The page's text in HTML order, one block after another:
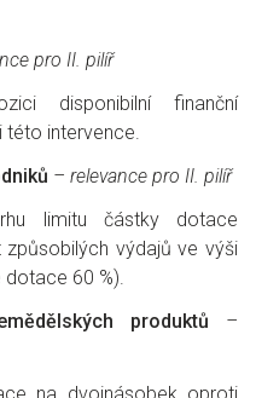
pro II. pilíř
disponibilní finanční
intervence.
– relevance pro II. pilíř
limitu částky dotace
výdajů ve výši
dotace 60 %).
produktů –